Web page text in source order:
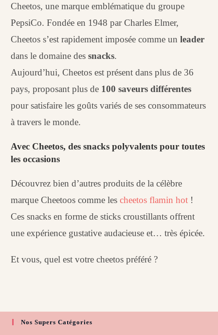
Cheetos, une marque emblématique du groupe
PepsiCo. Fondée en 1948 par Charles Elmer,
Cheetos s’est rapidement imposée comme unleader
dans le domaine dessnacks.
Aujourd’hui, Cheetos est présent dans plus de 36
pays, proposant plus de 100 saveurs différentes
pour satisfaire les goûts variés de ses consommateurs
à travers le monde.
Avec Cheetos, des snacks polyvalents pour toutes
les occasions
Découvrez bien d’autres produits de la célèbre
marque Cheetoos comme lescheetos flamin hot !
Ces snacks en forme de sticks croustillants offrent
une expérience gustative audacieuse et… très épicée.
Et vous, quel est votre cheetos préféré ?
Nos Supers Catégories